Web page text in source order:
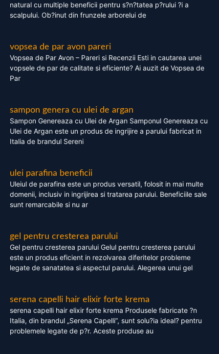
natural cu multiple beneficii pentru s?n?tatea p?rului ?i a
scalpului. Ob?inut din frunzele arborelui de
vopsea de par avon pareri
Vopsea de Par Avon – Pareri si Recenzii Esti in cautarea unei
vopsele de par de calitate si eficiente? Ai auzit de Vopsea de
Par
sampon genera cu ulei de argan
Sampon Genereaza cu Ulei de Argan Samponul Genereaza cu
Ulei de Argan este un produs de ingrijire a parului fabricat in
Italia de brandul Sereni
ulei parafina beneficii
Uleiul de parafina este un produs versatil, folosit in mai multe
domenii, inclusiv in ingrijirea si tratarea parului. Beneficiile sale
sunt remarcabile si nu ar
gel pentru cresterea parului
Gel pentru cresterea parului Gelul pentru cresterea parului
este un produs eficient in rezolvarea diferitelor probleme
legate de sanatatea si aspectul parului. Alegerea unui gel
serena capelli hair elixir forte krema
serena capelli hair elixir forte krema Produsele fabricate ?n
Italia, din brandul „Serena Capelli”, sunt solu?ia ideal? pentru
problemele legate de p?r. Aceste produse au